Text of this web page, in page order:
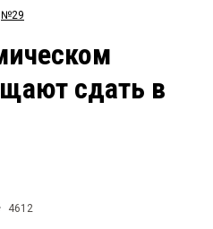
Рейтинги
Блоги
№29
сдать в
4612